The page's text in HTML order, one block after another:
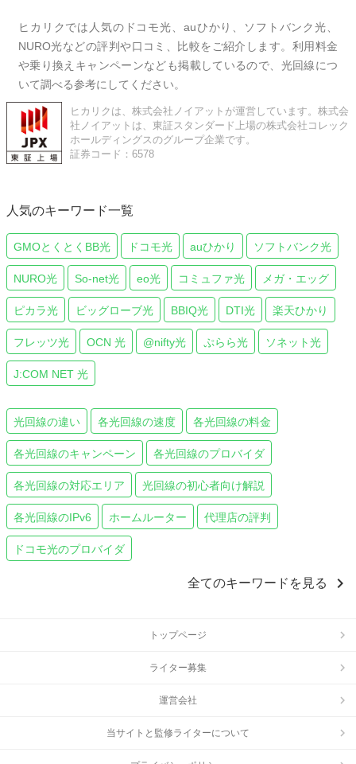
ヒカリクでは人気のドコモ光、auひかり、ソフトバンク光、
NURO光などの評判や口コミ、比較をご紹介します。利用料金
や乗り換えキャンペーンなども掲載しているので、光回線につ
いて調べる参考にしてください。
ヒカリクは、株式会社ノイアットが運営しています。株式会
社ノイアットは、東証スタンダード上場の株式会社コレック
ホールディングスのグループ企業です。
証券コード：6578
人気のキーワード一覧
GMOとくとくBB光 ドコモ光 auひかり ソフトバンク光
NURO光 So-net光 eo光 コミュファ光 メガ・エッグ
ピカラ光 ビッグローブ光 BBIQ光 DTI光 楽天ひかり
フレッツ光 OCN 光 @nifty光 ぷらら光 ソネット光
J:COM NET 光
光回線の違い 各光回線の速度 各光回線の料金
各光回線のキャンペーン 各光回線のプロバイダ
各光回線の対応エリア 光回線の初心者向け解説
各光回線のIPv6 ホームルーター 代理店の評判
ドコモ光のプロバイダ
全てのキーワードを見る chevron_right
トップページ
ライター募集
運営会社
当サイトと監修ライターについて